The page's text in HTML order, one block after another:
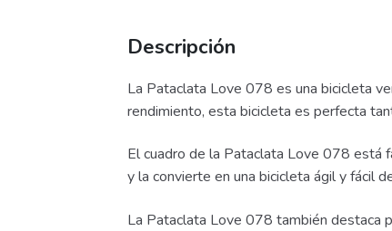
Descripción
La Pataclata Love 078 es una bicicleta
rendimiento, esta bicicleta es perfecta
El cuadro de la Pataclata Love 078 está
y la convierte en una bicicleta ágil y fácil
La Pataclata Love 078 también destaca